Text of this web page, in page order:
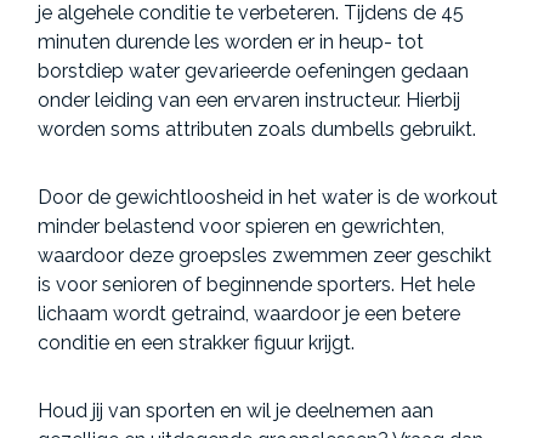
je algehele conditie te verbeteren. Tijdens de 45
minuten durende les worden er in heup- tot
borstdiep water gevarieerde oefeningen gedaan
onder leiding van een ervaren instructeur. Hierbij
worden soms attributen zoals dumbells gebruikt.
Door de gewichtloosheid in het water is de workout
minder belastend voor spieren en gewrichten,
waardoor deze groepsles zwemmen zeer geschikt
is voor senioren of beginnende sporters. Het hele
lichaam wordt getraind, waardoor je een betere
conditie en een strakker figuur krijgt.
Houd jij van sporten en wil je deelnemen aan